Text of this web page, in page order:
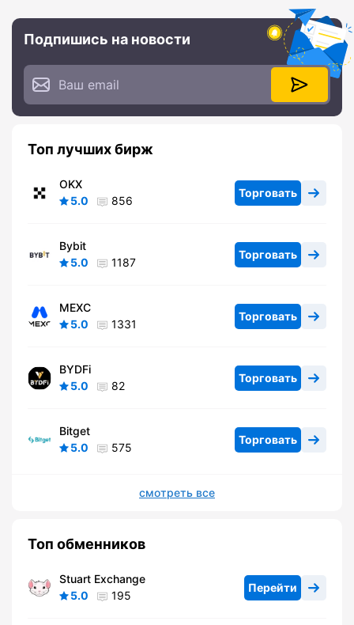
Подпишись на новости
Топ лучших бирж
OKX
5.0
856
Торговать
Bybit
5.0
1187
Торговать
MEXC
5.0
1331
Торговать
BYDFi
5.0
82
Торговать
Bitget
5.0
575
Торговать
смотреть все
Топ обменников
Stuart Exchange
5.0
195
Перейти